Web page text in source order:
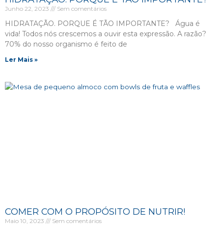
Junho 22, 2023 Sem comentários
HIDRATAÇÃO. PORQUE É TÃO IMPORTANTE? Água é
vida! Todos nós crescemos a ouvir esta expressão. A razão?
70% do nosso organismo é feito de
Ler Mais »
COMER COM O PROPÓSITO DE NUTRIR!
Maio 10, 2023 Sem comentários